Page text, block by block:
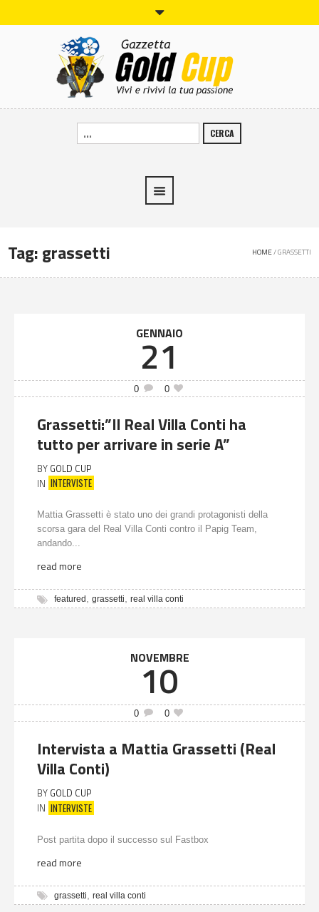
CERCA
Tag:grassetti HOME/GRASSETTI
GENNAIO
21
0 0
Grassetti:”Il Real Villa Conti ha
tutto per arrivare in serie A”
BY GOLD CUP
IN INTERVISTE
Mattia Grassetti è stato uno dei grandi protagonisti della
scorsa gara del Real Villa Conti contro il Papig Team,
andando...
read more
featured , grassetti, real villa conti
NOVEMBRE
10
0 0
Intervista a Mattia Grassetti (Real
Villa Conti)
BY GOLD CUP
IN INTERVISTE
Post partita dopo il successo sul Fastbox
read more
grassetti real villa conti